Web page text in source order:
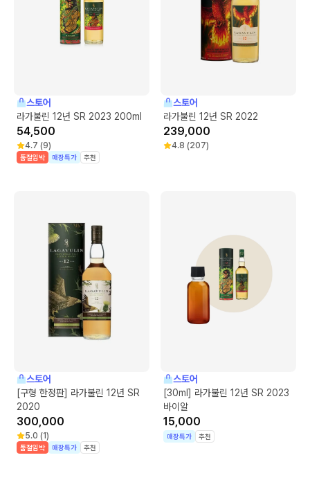
스토어
라가불린 12년 SR 2023 200ml
54,500
4.7 (9)
품절임박 매장특가 추천
스토어
라가불린 12년 SR 2022
239,000
4.8 (207)
스토어
[구형 한정판] 라가불린 12년 SR
2020
300,000
5.0 (1)
품절임박 매장특가 추천
스토어
[30ml] 라가불린 12년 SR 2023
바이알
15,000
매장특가 추천